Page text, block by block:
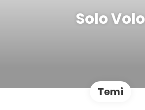
Solo Volo
Temi